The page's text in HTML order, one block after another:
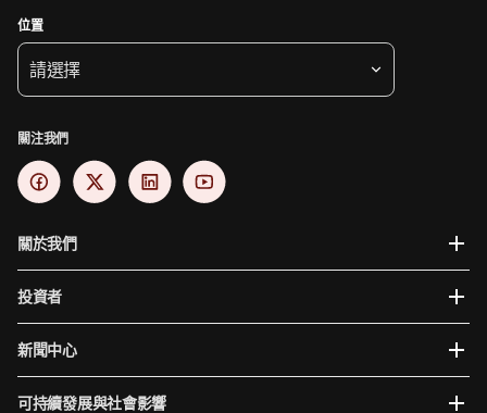
位置
請選擇
關注我們
關於我們
投資者
新聞中心
可持續發展與社會影響